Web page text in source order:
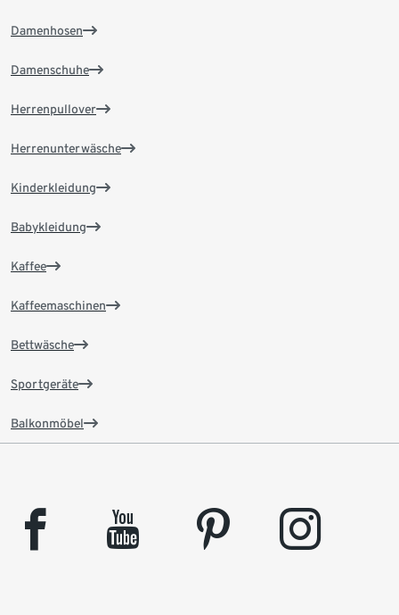
Damenhosen
Damenschuhe
Herrenpullover
Herrenunterwäsche
Kinderkleidung
Babykleidung
Kaffee
Kaffeemaschinen
Bettwäsche
Sportgeräte
Balkonmöbel
facebook youtube pinterest instagram